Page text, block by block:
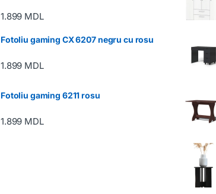
1.899 MDL
Fotoliu gaming CX 6207 negru cu rosu
1.899 MDL
Fotoliu gaming 6211 rosu
1.899 MDL